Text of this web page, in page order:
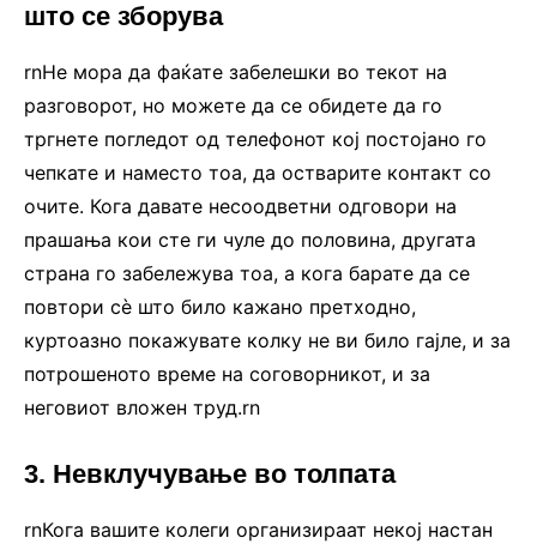
што се зборува
rnНе мора да фаќате забелешки во текот на
разговорот, но можете да се обидете да го
тргнете погледот од телефонот кој постојано го
чепкате и наместо тоа, да остварите контакт со
очите. Кога давате несоодветни одговори на
прашања кои сте ги чуле до половина, другата
страна го забележува тоа, а кога барате да се
повтори сè што било кажано претходно,
куртоазно покажувате колку не ви било гајле, и за
потрошеното време на соговорникот, и за
неговиот вложен труд.rn
3. Невклучување во толпата
rnКога вашите колеги организираат некој настан